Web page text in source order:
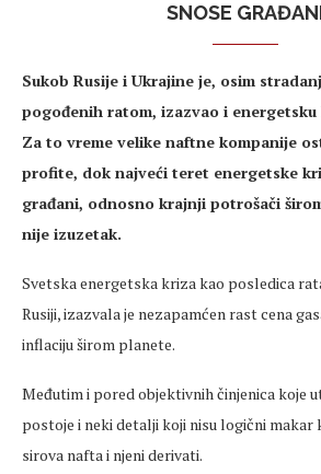
SNOSE
Sukob Rusije i Ukrajine je, osim
pogođenih ratom, izazvao i energetsku
Za to vreme velike naftne kompanije
profite, dok najveći teret energetske
građani, odnosno krajnji potrošači
nije izuzetak.
Svetska energetska kriza kao posledica
Rusiji, izazvala je nezapamćen rast cena
inflaciju širom planete.
Međutim i pored objektivnih činjenica koje
postoje i neki detalji koji nisu logični makar
sirova nafta i njeni derivati.